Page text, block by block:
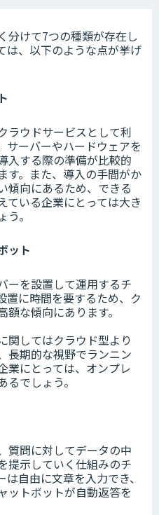
分けて7つの種類が存在し
は、以下のような点が挙げ
ラウドサービスとして利
サーバーやハードウェアを
入する際の準備が比較的
す。また、導入の手間がか
傾向にあるため、できる
ている企業にとっては大き
。
ット
ーを設置して運用するチ
置に時間を要するため、ク
な傾向にあります。
関してはクラウド型より
長期的な視野でランニン
業にとっては、オンプレ
でしょう。
質問に対してデータの中
提示していく仕組みのチ
自由に文章を入力でき、
ットボットが自動返答を